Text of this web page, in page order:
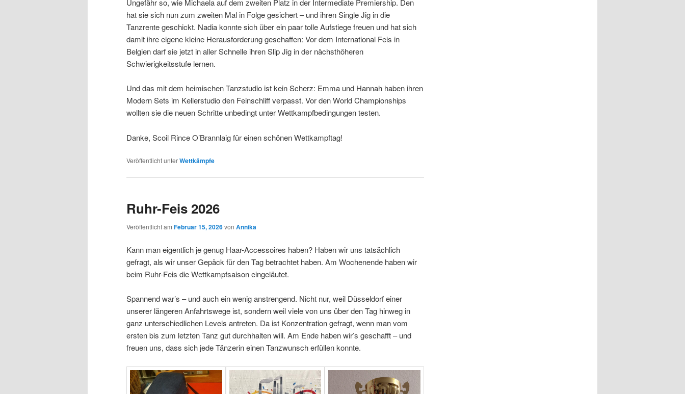
Ungefähr so, wie Michaela auf dem zweiten Platz in der Intermediate Premiership. Den
hat sie sich nun zum zweiten Mal in Folge gesichert – und ihren Single Jig in die
Tanzrente geschickt. Nadia konnte sich über ein paar tolle Aufstiege freuen und hat sich
damit ihre eigene kleine Herausforderung geschaffen: Vor dem International Feis in
Belgien darf sie jetzt in aller Schnelle ihren Slip Jig in der nächsthöheren
Schwierigkeitsstufe lernen.
Und das mit dem heimischen Tanzstudio ist kein Scherz: Emma und Hannah haben ihren
Modern Sets im Kellerstudio den Feinschliff verpasst. Vor den World Championships
wollten sie die neuen Schritte unbedingt unter Wettkampfbedingungen testen.
Danke, Scoil Rince O’Brannlaig für einen schönen Wettkampftag!
Veröffentlicht unterWettkämpfe
Ruhr-Feis 2026
Veröffentlicht am Februar 15, 2026von Annika
Kann man eigentlich je genug Haar-Accessoires haben? Haben wir uns tatsächlich
gefragt, als wir unser Gepäck für den Tag betrachtet haben. Am Wochenende haben wir
beim Ruhr-Feis die Wettkampfsaison eingeläutet.
Spannend war’s – und auch ein wenig anstrengend. Nicht nur, weil Düsseldorf einer
unserer längeren Anfahrtswege ist, sondern weil viele von uns über den Tag hinweg in
ganz unterschiedlichen Levels antreten. Da ist Konzentration gefragt, wenn man vom
ersten bis zum letzten Tanz gut durchhalten will. Am Ende haben wir’s geschafft – und
freuen uns, dass sich jede Tänzerin einen Tanzwunsch erfüllen konnte.